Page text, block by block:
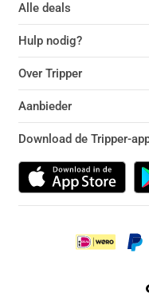
Alle deals
Hulp nodig?
Over Tripper
Aanbieder
Download de Tripper-